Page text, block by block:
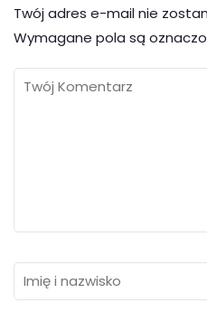
Twój adres e-mail nie
Wymagane pola są